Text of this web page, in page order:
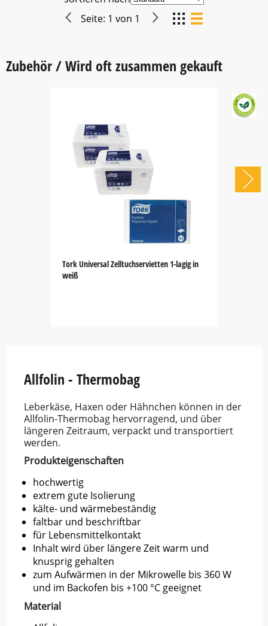
Seite: 1 von 1
Zubehör / Wird oft zusammen gekauft
Tork Universal Zelltuchservietten 1-lagig in
weiß
Allfolin - Thermobag
Leberkäse, Haxen oder Hähnchen können in der
Allfolin-Thermobag hervorragend, und über
längeren Zeitraum, verpackt und transportiert
werden.
Produkteigenschaften
hochwertig
extrem gute Isolierung
kälte- und wärmebeständig
faltbar und beschriftbar
für Lebensmittelkontakt
Inhalt wird über längere Zeit warm und
knusprig gehalten
zum Aufwärmen in der Mikrowelle bis 360 W
und im Backofen bis +100 °C geeignet
Material